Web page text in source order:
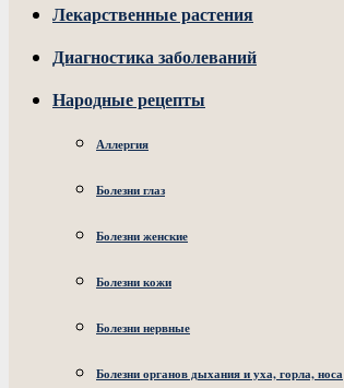
Лекарственные растения
Диагностика заболеваний
Народные рецепты
Аллергия
Болезни глаз
Болезни женские
Болезни кожи
Болезни нервные
Болезни органов дыхания и уха, горла, носа